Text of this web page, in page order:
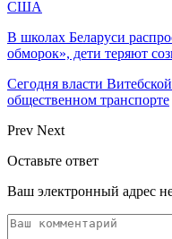
США
В школах Беларуси
обморок», дети теряют
Сегодня власти
общественном транспорте
Prev Next
Оставьте ответ
Ваш электронный адрес